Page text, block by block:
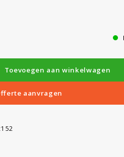
Toevoegen aan winkelwagen
aanvragen
52